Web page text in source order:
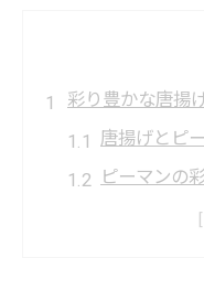
彩り豊かな唐揚
唐揚げとピ
ピーマンの
フライパン